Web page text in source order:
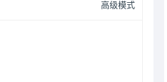
高级模式